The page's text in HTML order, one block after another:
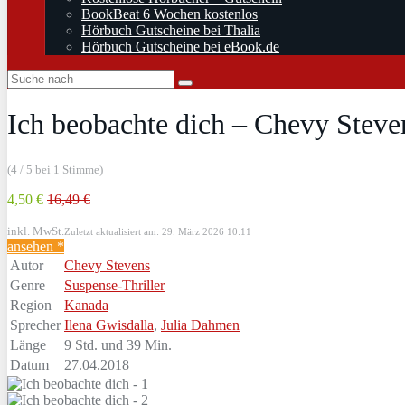
BookBeat 6 Wochen kostenlos
Hörbuch Gutscheine bei Thalia
Hörbuch Gutscheine bei eBook.de
Ich beobachte dich – Chevy
(4 / 5 bei 1 Stimme)
4,50 € 16,49 €
inkl. MwSt. Zuletzt aktualisiert am: 29. März 2026 10:11
ansehen *
Autor
Chevy Stevens
Genre
Suspense-Thriller
Region
Kanada
Sprecher Ilena Gwisdalla, Julia Dahmen
Länge
9 Std. und 39 Min.
Datum
27.04.2018